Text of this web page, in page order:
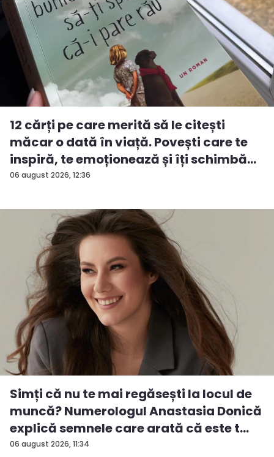
06 august 2026, 12:36
12 cărți pe care merită să le citești
măcar o dată în viață. Povești care te
inspiră, te emoționează și îți schimbă...
06 august 2026, 11:34
Simți că nu te mai regăsești la locul de
muncă? Numerologul Anastasia Donică
explică semnele care arată că este t...